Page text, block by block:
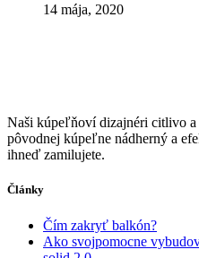
14 mája, 2020
Naši kúpeľňoví dizajnéri citlivo a
pôvodnej kúpeľne nádherný a
ihneď zamilujete.
Články
Čím zakryť balkón?
Ako svojpomocne